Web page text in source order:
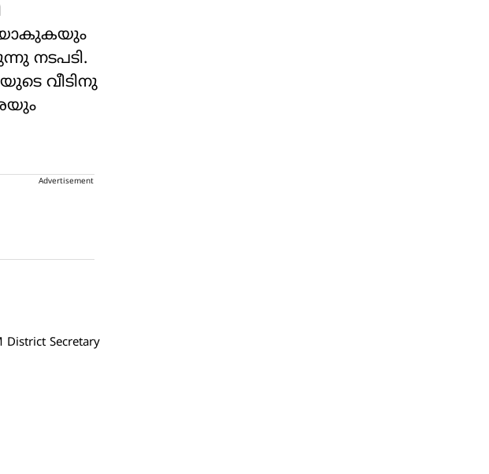
നടപടി.
വീടിനു
Advertisement
District Secretary